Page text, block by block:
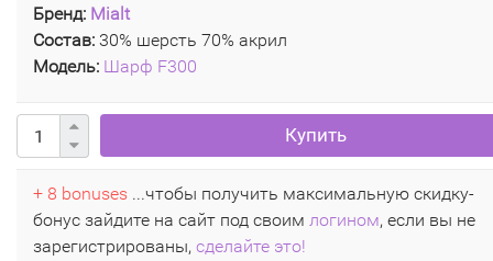
Бренд: Mialt
Состав: 30% шерсть 70% акрил
Модель: Шарф F300
Купить
+ 8 bonuses ...чтобы получить максимальную скидку-
бонус зайдите на сайт под своим логином, если вы не
зарегистрированы, сделайте это!